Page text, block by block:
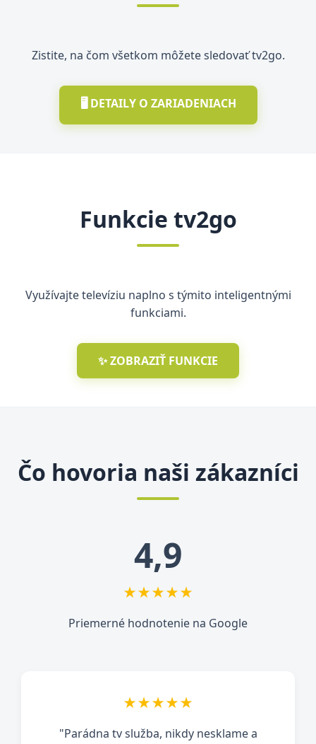
Zistite, na čom všetkom môžete sledovať tv2go.
🖥️ DETAILY O ZARIADENIACH
Funkcie tv2go
Využívajte televíziu naplno s týmito inteligentnými
funkciami.
✨ ZOBRAZIŤ FUNKCIE
Čo hovoria naši zákazníci
4,9
★★★★★
Priemerné hodnotenie na Google
★★★★★
"Parádna tv služba, nikdy nesklame a